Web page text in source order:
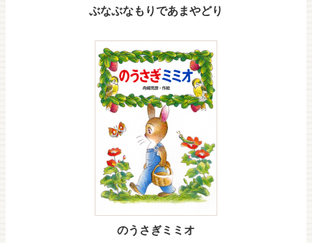
ぶなぶなもりであまやどり
のうさぎミミオ